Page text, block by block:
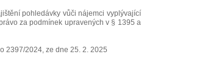
pohledávky vůči nájemci vyplývající
za podmínek upravených v § 1395 a
2397/2024, ze dne 25. 2. 2025